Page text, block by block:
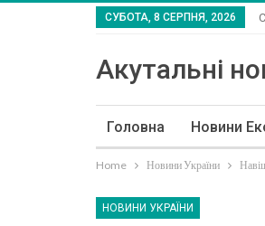
СУБОТА, 8 СЕРПНЯ, 2026
Акутальні
Головна Новини
Home Новини України
НОВИНИ УКРАЇНИ